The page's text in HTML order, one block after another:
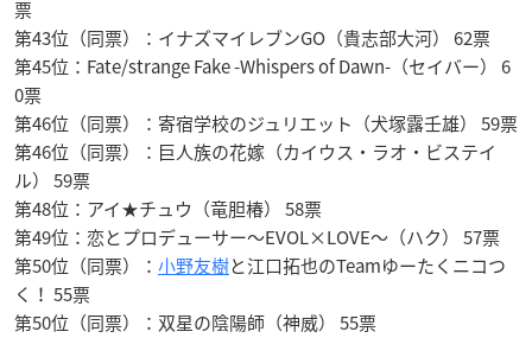
票
第43位（同票）：イナズマイレブンGO（貴志部大河） 62票
第45位：Fate/strange Fake -Whispers of Dawn-（セイバー） 6
0票
第46位（同票）：寄宿学校のジュリエット（犬塚露壬雄） 59票
第46位（同票）：巨人族の花嫁（カイウス・ラオ・ビステイ
ル） 59票
第48位：アイ★チュウ（竜胆椿） 58票
第49位：恋とプロデューサー〜EVOL×LOVE〜（ハク） 57票
第50位（同票）： 小野友樹と江口拓也のTeamゆーたくニコつ
く！ 55票
第50位（同票）：双星の陰陽師（神威） 55票